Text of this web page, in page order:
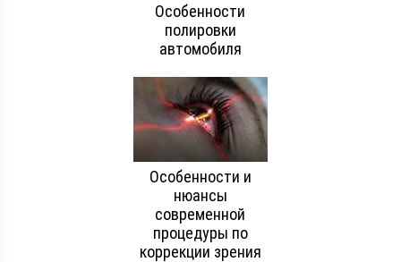
Особенности
полировки
автомобиля
Особенности и
нюансы
современной
процедуры по
коррекции зрения